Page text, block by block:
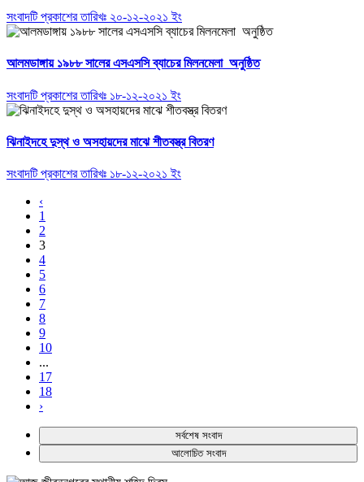
সংবাদটি প্রকাশের তারিখঃ ২০-১২-২০২১ ইং
আলমডাঙ্গায় ১৯৮৮ সালের এসএসসি ব্যাচের মিলনমেলা অনুষ্ঠিত
সংবাদটি প্রকাশের তারিখঃ ১৮-১২-২০২১ ইং
ঝিনাইদহে দুস্থ ও অসহায়দের মাঝে শীতবস্ত্র বিতরণ
সংবাদটি প্রকাশের তারিখঃ ১৮-১২-২০২১ ইং
‹
1
2
3
4
5
6
7
8
9
10
...
17
18
›
সর্বশেষ সংবাদ
আলোচিত সংবাদ